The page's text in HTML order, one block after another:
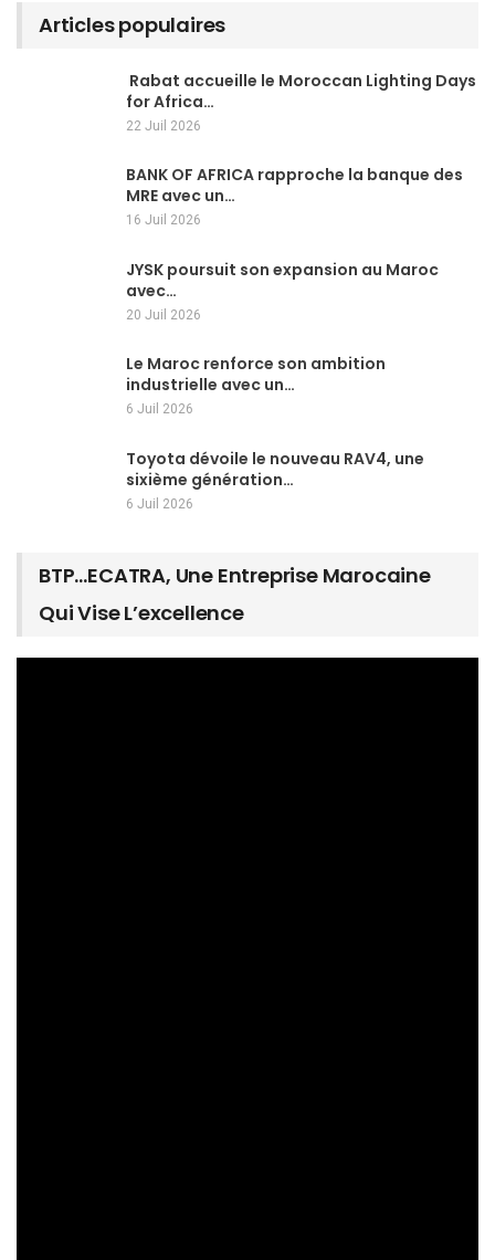
Articles populaires
Rabat accueille le Moroccan Lighting Days
for Africa…
22 Juil 2026
BANK OF AFRICA rapproche la banque des
MRE avec un…
16 Juil 2026
JYSK poursuit son expansion au Maroc
avec…
20 Juil 2026
Le Maroc renforce son ambition
industrielle avec un…
6 Juil 2026
Toyota dévoile le nouveau RAV4, une
sixième génération…
6 Juil 2026
BTP…ECATRA, Une Entreprise Marocaine
Qui Vise L’excellence